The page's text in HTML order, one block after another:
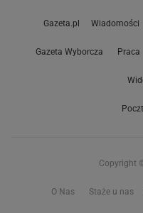
Gazeta.pl Wiadomości
Gazeta Wyborcza Praca
Copyright
O Nas Staże u nas